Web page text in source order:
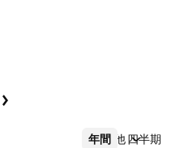
年間 四半期
その他